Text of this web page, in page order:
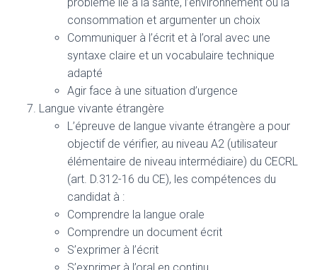
consommation et argumenter un choix
Communiquer à l’écrit et à l’oral avec une
syntaxe claire et un vocabulaire technique
adapté
Agir face à une situation d’urgence
Langue vivante étrangère
L’épreuve de langue vivante étrangère a pour
objectif de vérifier, au niveau A2 (utilisateur
élémentaire de niveau intermédiaire) du CECRL
(art. D.312-16 du CE), les compétences du
candidat à :
Comprendre la langue orale
Comprendre un document écrit
S’exprimer à l’écrit